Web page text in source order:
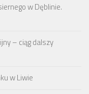
w Dęblinie.
– ciąg dalszy
w Liwie